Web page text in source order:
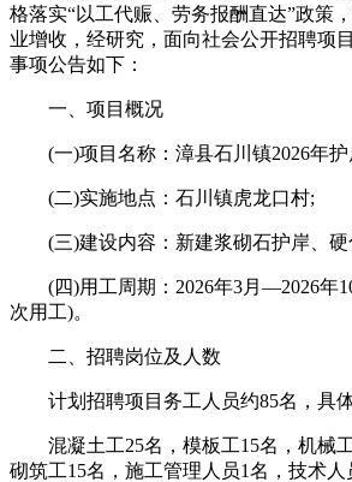
格落实“以工代赈、劳务报酬直达”政策
业增收，经研究，面向社会公开招聘项
事项公告如下：
一、项目概况
(一)项目名称：漳县石川镇2026年护
(二)实施地点：石川镇虎龙口村;
(三)建设内容：新建浆砌石护岸、硬
(四)用工周期：2026年3月—2026年
次用工)。
二、招聘岗位及人数
计划招聘项目务工人员约85名，具体
混凝土工25名，模板工15名，机械工
砌筑工15名，施工管理人员1名，技术